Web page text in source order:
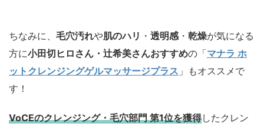
ちなみに、 毛穴汚れや肌のハリ ・ 透明感 ・ 乾燥が気になる
方に小田切ヒロさん・辻希美さんおすすめの「マナラ ホ
ットクレンジングゲルマッサージプラス 」もオススメで
す！
VoCEのクレンジング・毛穴部門 第1位を獲得したクレン